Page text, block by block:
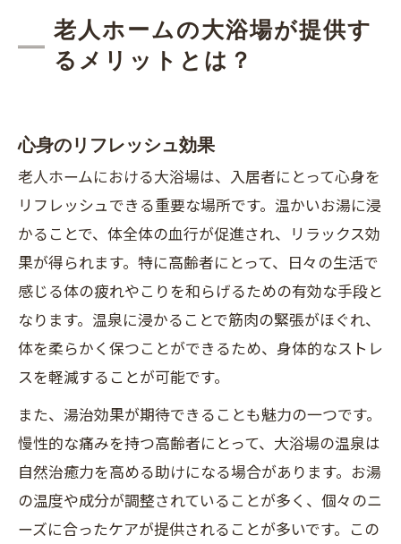
老人ホームの大浴場が提供す
るメリットとは？
心身のリフレッシュ効果
老人ホームにおける大浴場は、入居者にとって心身を
リフレッシュできる重要な場所です。温かいお湯に浸
かることで、体全体の血行が促進され、リラックス効
果が得られます。特に高齢者にとって、日々の生活で
感じる体の疲れやこりを和らげるための有効な手段と
なります。温泉に浸かることで筋肉の緊張がほぐれ、
体を柔らかく保つことができるため、身体的なストレ
スを軽減することが可能です。
また、湯治効果が期待できることも魅力の一つです。
慢性的な痛みを持つ高齢者にとって、大浴場の温泉は
自然治癒力を高める助けになる場合があります。お湯
の温度や成分が調整されていることが多く、個々のニ
ーズに合ったケアが提供されることが多いです。この